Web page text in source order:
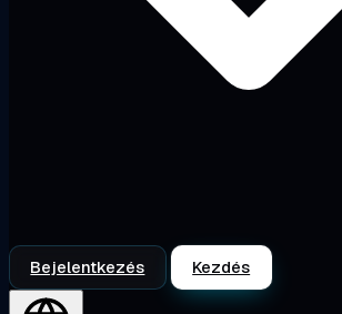
Bejelentkezés Kezdés